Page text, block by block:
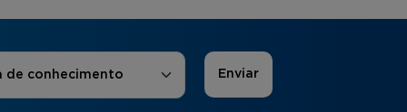
Interesse
de conhecimento